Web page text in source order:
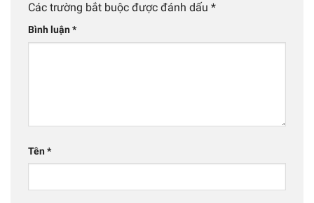
Các trường bắt buộc được đánh dấu *
Bình luận*
Tên*